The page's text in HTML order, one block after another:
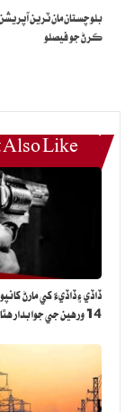
بلوچستان مان ٽرين
ڪرڻ جو فيصلو
Also Like
ڏاڏي ۽ ڏاڏيءَ کي مارڻ
14 ورهين جي جوابدار هٿان 5 استاد قتل